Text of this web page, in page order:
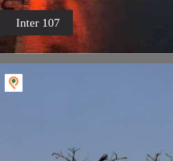
Inter 107